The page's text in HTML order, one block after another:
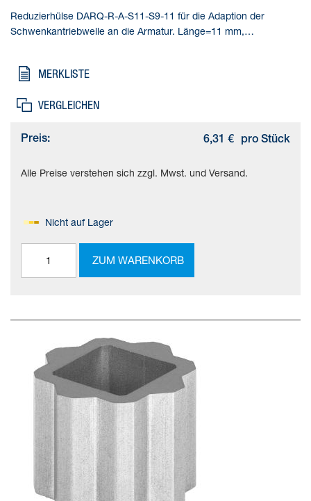
Reduzierhülse DARQ-R-A-S11-S9-11 für die Adaption der
Schwenkantriebwelle an die Armatur. Länge=11 mm,
KBK=2 - mäßige Korrosionsbeanspruchung, Produktgewicht=5 g
MERKLISTE
VERGLEICHEN
Preis: 6,31 € pro Stück
Alle Preise verstehen sich zzgl. Mwst. und Versand.
Nicht auf Lager
ZUM WARENKORB